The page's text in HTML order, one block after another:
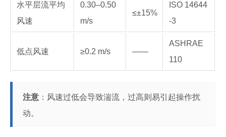
水平层流平均
风速
0.30–0.50
m/s
≤±15%
ISO 14644
-3
低点风速 ≥0.2 m/s ——
ASHRAE
110
注意 ：风速过低会导致湍流，过高则易引起操作扰
动。